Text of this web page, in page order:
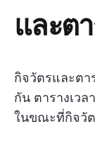
และต
กิจวัตรและตา
กัน ตารางเวล
ในขณะที่กิจวัต